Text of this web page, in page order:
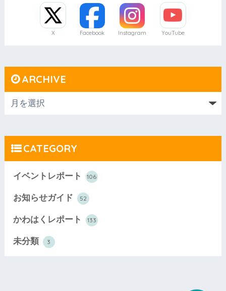
X Facebook Instagram YouTube
ARCHIVE
CATEGORY
イベントレポート 106
お知らせガイド 52
かわはくレポート 133
未分類 3